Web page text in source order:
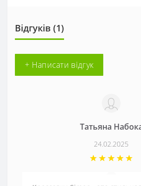
Відгуків (1)
+ Написати відгук
Татьяна
24.02.2025